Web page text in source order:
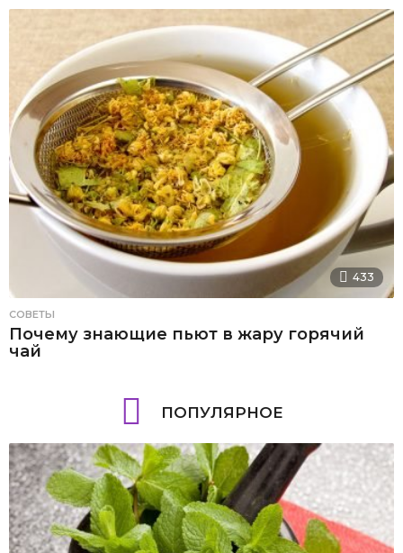
433
СОВЕТЫ
Почему знающие пьют в жару горячий
чай
ПОПУЛЯРНОЕ